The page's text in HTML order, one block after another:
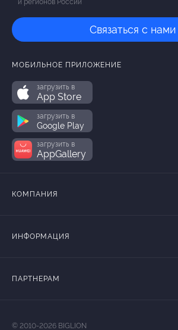
и регионов России
Связаться с нами
МОБИЛЬНОЕ ПРИЛОЖЕНИЕ
загрузить в
App Store
загрузить в
Google Play
загрузить в
AppGallery
КОМПАНИЯ
ИНФОРМАЦИЯ
ПАРТНЕРАМ
© 2010-2026 BIGLION